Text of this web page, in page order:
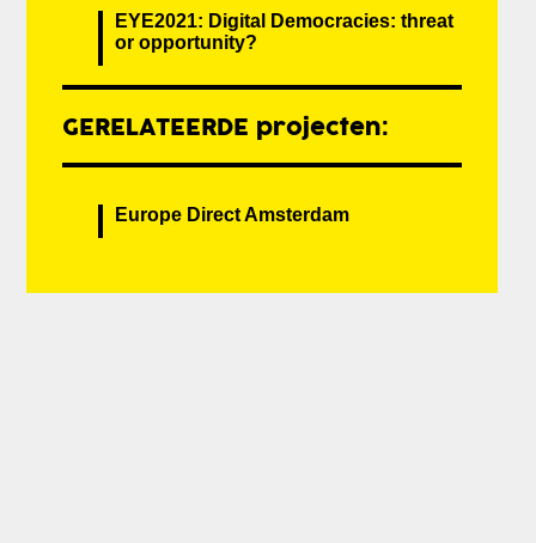
EYE2021: Digital Democracies: threat
or opportunity?
GERELATEERDE projecten:
Europe Direct Amsterdam